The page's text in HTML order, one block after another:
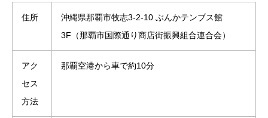
住所
沖縄県那覇市牧志3-2-10 ぶんかテンブス館
3F（那覇市国際通り商店街振興組合連合会）
アク
セス
方法
那覇空港から車で約10分